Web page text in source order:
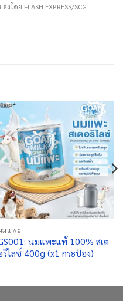
โดย FLASH EXPRESS/SCG
มแพะ
นมแพะแท้ 100% สเต
ริไลซ์ 400g (x1 กระป๋อง)